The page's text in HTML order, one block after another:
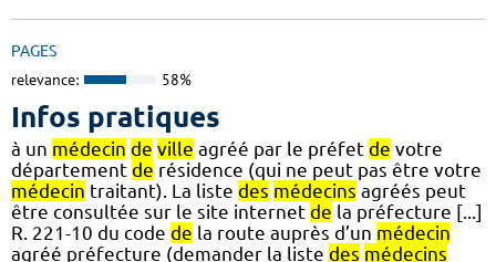
PAGES
relevance: 58%
Infos pratiques
à un médecin de ville agréé par le préfet de votre
département de résidence (qui ne peut pas être votre
médecin traitant). La liste des médecins agréés peut
être consultée sur le site internet de la préfecture [...]
R. 221-10 du code de la route auprès d’un médecin
agréé préfecture (demander la liste des médecins